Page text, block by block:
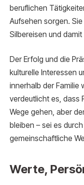
beruflichen
Aufsehen sorgen.
Silbereisen und
Der Erfolg und die
kulturelle Interessen
innerhalb der Familie
verdeutlicht es, dass
Wege gehen, aber
bleiben – sei es
gemeinschaftliche
Werte,